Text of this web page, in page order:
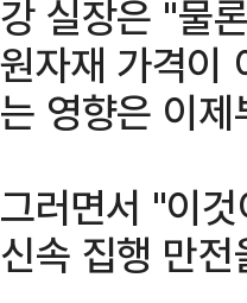
강 실장은 "물
원자재 가격이
는 영향은 이
그러면서 "이
신속 집행 만